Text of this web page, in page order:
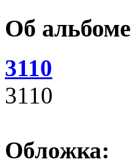
Об альбоме
3110
3110
Обложка: